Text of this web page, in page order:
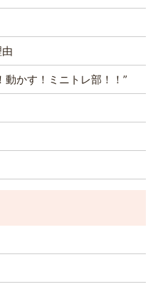
動かす！ミニトレ部！！”